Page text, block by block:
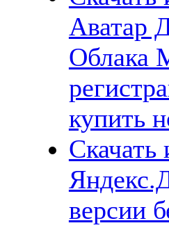
Аватар
Облака
купить
Скачать
версии